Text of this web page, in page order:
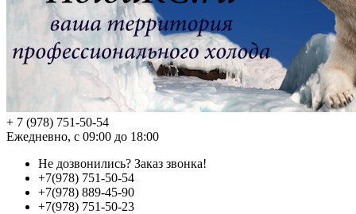
+ 7 (978) 751-50-54
Ежедневно, с 09:00 до 18:00
Не дозвонились? Заказ звонка!
+7(978) 751-50-54
+7(978) 889-45-90
+7(978) 751-50-23